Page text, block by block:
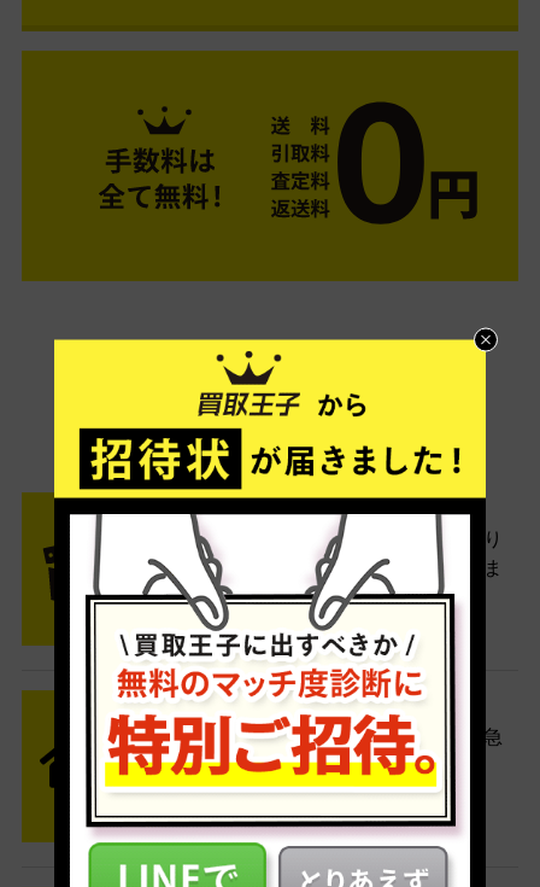
ご利用は簡単3ステップ
- FLOW -
ネットでお申込みしたら、箱に売り
たい商品をいろいろ詰めて梱包しま
す。
STEP2 発送
送料無料でご自宅から発送！佐川急
便がご自宅まで引き取りに伺いま
す。